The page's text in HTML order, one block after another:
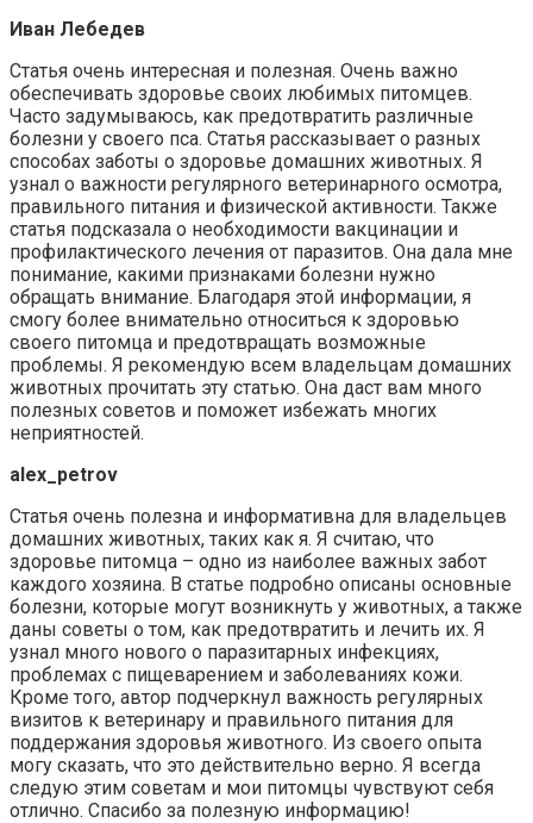
Иван Лебедев
Статья очень интересная и полезная. Очень важно
обеспечивать здоровье своих любимых питомцев.
Часто задумываюсь, как предотвратить различные
болезни у своего пса. Статья рассказывает о разных
способах заботы о здоровье домашних животных. Я
узнал о важности регулярного ветеринарного осмотра,
правильного питания и физической активности. Также
статья подсказала о необходимости вакцинации и
профилактического лечения от паразитов. Она дала мне
понимание, какими признаками болезни нужно
обращать внимание. Благодаря этой информации, я
смогу более внимательно относиться к здоровью
своего питомца и предотвращать возможные
проблемы. Я рекомендую всем владельцам домашних
животных прочитать эту статью. Она даст вам много
полезных советов и поможет избежать многих
неприятностей.
alex_petrov
Статья очень полезна и информативна для владельцев
домашних животных, таких как я. Я считаю, что
здоровье питомца – одно из наиболее важных забот
каждого хозяина. В статье подробно описаны основные
болезни, которые могут возникнуть у животных, а также
даны советы о том, как предотвратить и лечить их. Я
узнал много нового о паразитарных инфекциях,
проблемах с пищеварением и заболеваниях кожи.
Кроме того, автор подчеркнул важность регулярных
визитов к ветеринару и правильного питания для
поддержания здоровья животного. Из своего опыта
могу сказать, что это действительно верно. Я всегда
следую этим советам и мои питомцы чувствуют себя
отлично. Спасибо за полезную информацию!